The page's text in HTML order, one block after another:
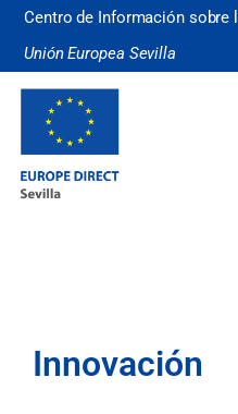
Centro de Información sobre
Unión Europea Sevilla
Innovación